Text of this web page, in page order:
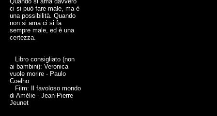
ci si può fare male, ma è
una possibilità. Quando
non si ama ci si fa
sempre male, ed è una
certezza.
Libro consigliato (non
ai bambini): Veronica
vuole morire - Paulo
Coelho
Film: Il favoloso mondo
di Amélie - Jean-Pierre
Jeunet